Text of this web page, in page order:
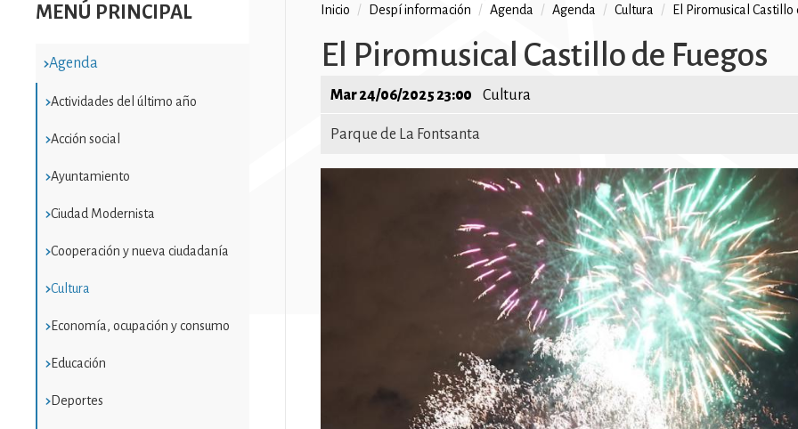
MENÚ PRINCIPAL
Agenda
Actividades del último año
Acción social
Ayuntamiento
Ciudad Modernista
Cooperación y nueva ciudadanía
Cultura
Economía, ocupación y consumo
Educación
Deportes
Ruta
de
navegación
Inicio / Despí información / Agenda / Agenda / Cultura / El Piromusical Castillo
El Piromusical Castillo de Fuegos
Mar 24/06/2025 23:00 Cultura
Parque de La Fontsanta